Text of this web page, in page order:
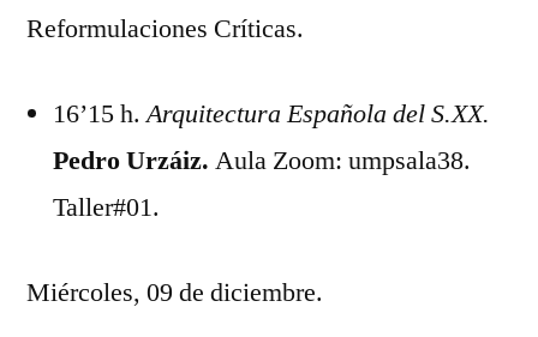
Reformulaciones Críticas.
16’15 h.Arquitectura Española del S.XX.
Pedro Urzáiz. Aula Zoom: umpsala38.
Taller#01.
Miércoles, 09 de diciembre.